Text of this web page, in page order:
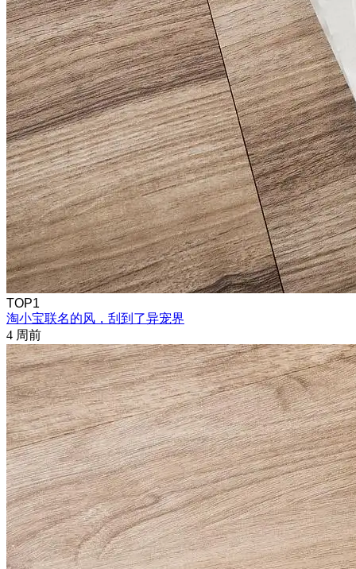
TOP1
淘小宝联名的风，刮到了异宠界
4 周前